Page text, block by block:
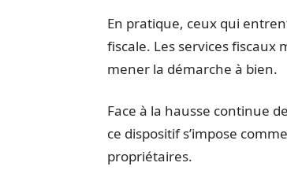
En pratique, ceux qui
fiscale. Les services
mener la démarche à bien.
Face à la hausse continue
ce dispositif s’impose
propriétaires.